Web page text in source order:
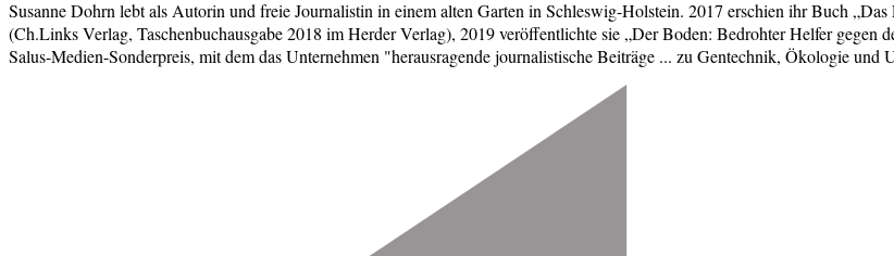
Susanne Dohrn lebt als Autorin und freie Journalistin in einem alten Garten in Schleswig-Holstein. 2017 erschien ihr Buch
(Ch.Links Verlag, Taschenbuchausgabe 2018 im Herder Verlag), 2019 veröffentlichte sie „Der Boden: Bedrohter Helfer
Salus-Medien-Sonderpreis, mit dem das Unternehmen "herausragende journalistische Beiträge ... zu Gentechnik, Ökologie und